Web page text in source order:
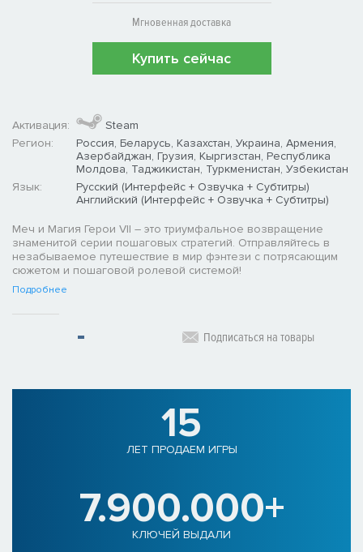
Мгновенная доставка
Купить сейчас
Активация:
Steam
Регион:
Россия, Беларусь, Казахстан, Украина, Армения,
Азербайджан, Грузия, Кыргизстан, Республика
Молдова, Таджикистан, Туркменистан, Узбекистан
Язык:
Русский (Интерфейс + Озвучка + Субтитры)
Английский (Интерфейс + Озвучка + Субтитры)
Меч и Магия Герои VII – это триумфальное возвращение
знаменитой серии пошаговых стратегий. Отправляйтесь в
незабываемое путешествие в мир фэнтези с потрясающим
сюжетом и пошаговой ролевой системой!
Подробнее
Подписаться на товары
15
ЛЕТ ПРОДАЕМ ИГРЫ
7.900.000+
КЛЮЧЕЙ ВЫДАЛИ